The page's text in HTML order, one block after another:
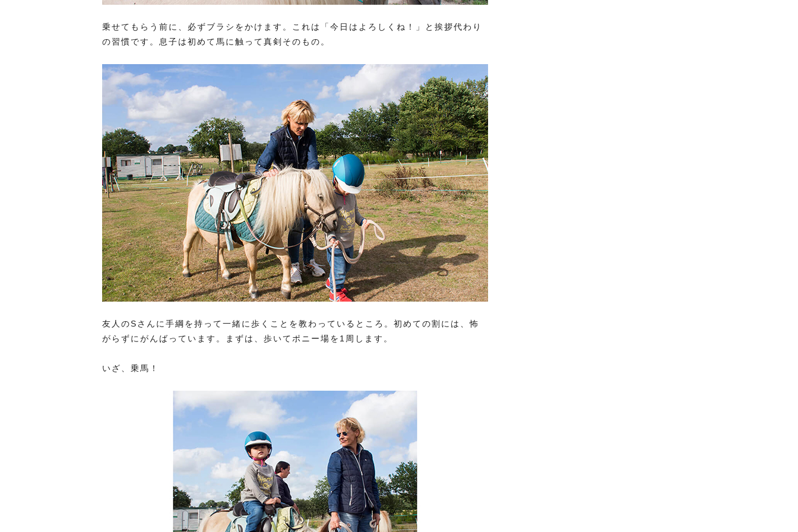
乗せてもらう前に、必ずブラシをかけます。これは「今日はよろしくね！」と挨拶代わり
の習慣です。息子は初めて馬に触って真剣そのもの。
友人のSさんに手綱を持って一緒に歩くことを教わっているところ。初めての割には、怖
がらずにがんばっています。まずは、歩いてポニー場を1周します。
いざ、乗馬！